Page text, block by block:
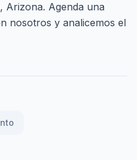
Arizona. Agenda una
nosotros y analicemos el